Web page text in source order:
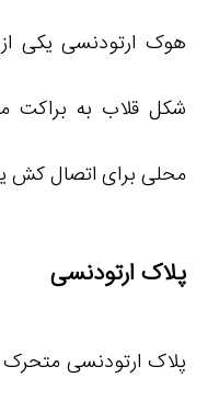
هوک ارتودنسی یکی
شکل قلاب به براکت
محلی برای اتصال کش
پلاک ارتودنسی
پلاک ارتودنسی